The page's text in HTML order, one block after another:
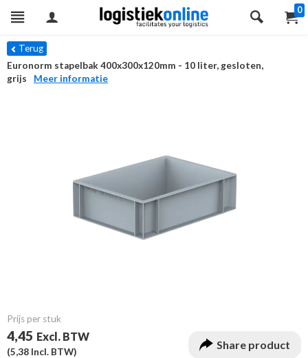
0
Terug
Euronorm stapelbak 400x300x120mm - 10 liter, gesloten,
grijs
Meer informatie
Prijs per stuk
4,45 Excl. BTW
(5,38 Incl. BTW)
Share product